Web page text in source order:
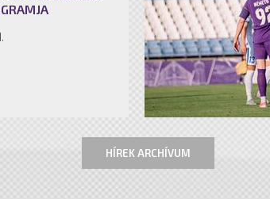
HÍREK ARCHÍVUM